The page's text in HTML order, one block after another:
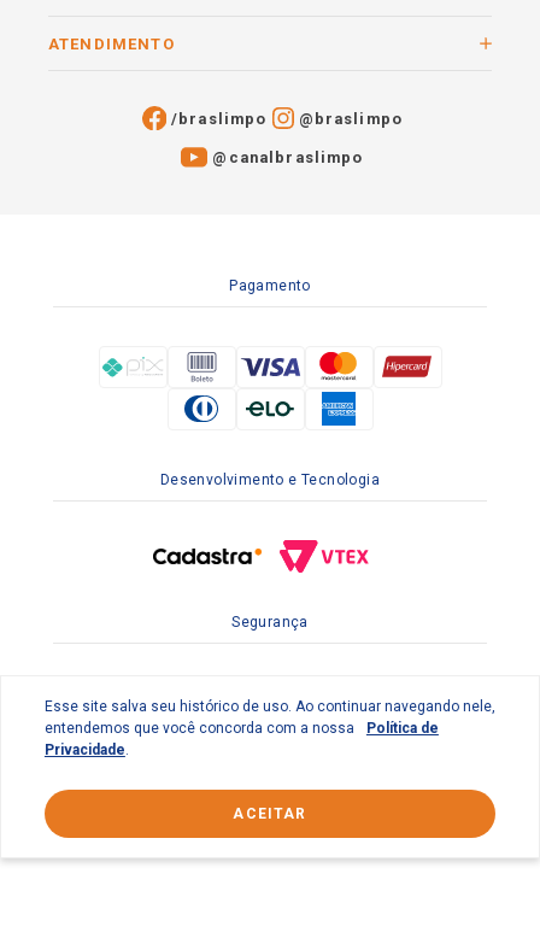
ATENDIMENTO
/braslimpo @braslimpo
@canalbraslimpo​
Pagamento
Desenvolvimento e Tecnologia
Segurança
Esse site salva seu histórico de uso. Ao continuar navegando nele,
entendemos que você concorda com a nossa
Política de
Privacidade.
ACEITAR